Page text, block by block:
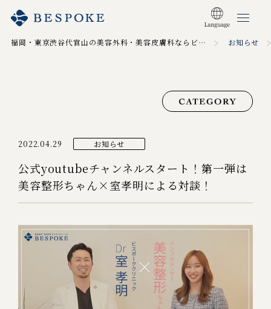
福岡・東京渋谷代官山の美容外科・美容皮膚科ならビスポーククリニック TOP お知らせ
2022.04.29 お知らせ
公式youtubeチャンネルスタート！第一弾は
美容整形ちゃん×室孝明による対談！